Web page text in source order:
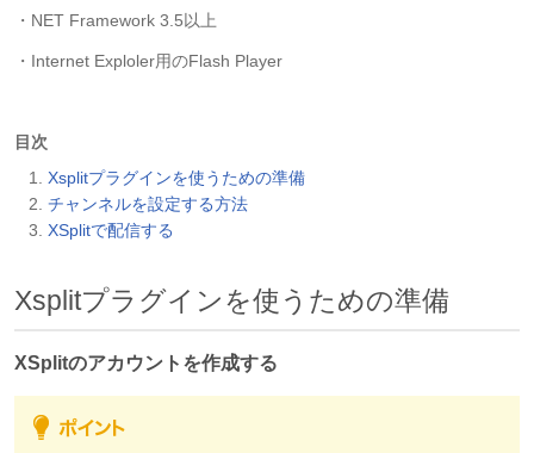
・NET Framework 3.5以上
・Internet Exploler用のFlash Player
目次
Xsplitプラグインを使うための準備
チャンネルを設定する方法
XSplitで配信する
Xsplitプラグインを使うための準備
XSplitのアカウントを作成する